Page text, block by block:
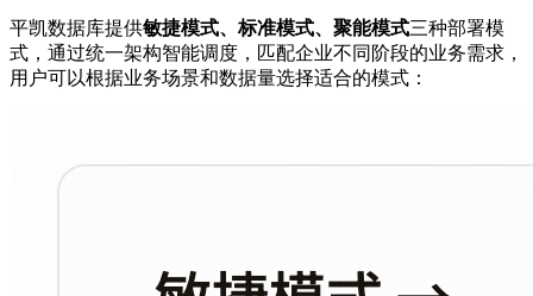
平凯数据库提供敏捷模式、标准模式、聚能模式三种部署模
式，通过统一架构智能调度，匹配企业不同阶段的业务需求，
用户可以根据业务场景和数据量选择适合的模式：